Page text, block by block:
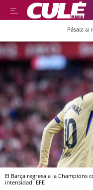
Pásate al
El Barça regresa a la
intensidad EFE